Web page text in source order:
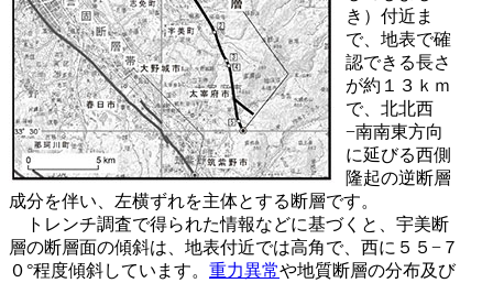
き）付近ま
で、地表で確
認できる長さ
が約１３ｋｍ
で、北北西
−南南東方向
に延びる西側
隆起の逆断層
成分を伴い、左横ずれを主体とする断層です。
トレンチ調査で得られた情報などに基づくと、宇美断
層の断層面の傾斜は、地表付近では高角で、西に５５−７
０°程度傾斜しています。 重力異常や地質断層の分布及び